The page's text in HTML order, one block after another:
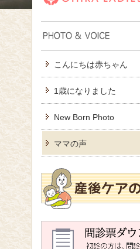
こんにちは赤ちゃん
1歳になりました
New Born Photo
ママの声